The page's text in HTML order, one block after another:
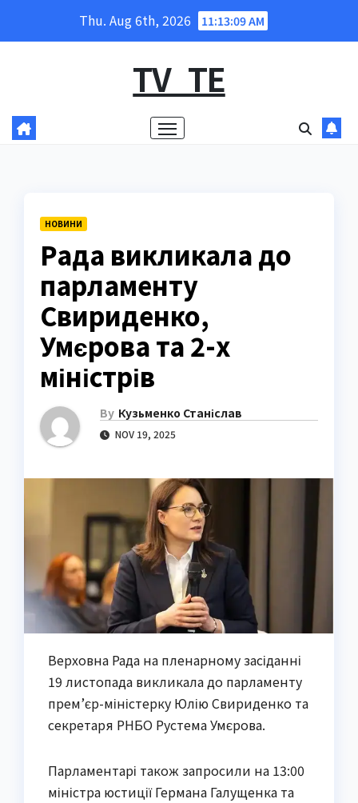
Thu. Aug 6th, 2026 11:13:10 AM
TV_TE
НОВИНИ
Рада викликала до
парламенту
Свириденко,
Умєрова та 2-х
міністрів
By Кузьменко Станіслав
NOV 19, 2025
Верховна Рада на пленарному засіданні
19 листопада викликала до парламенту
прем’єр-міністерку Юлію Свириденко та
секретаря РНБО Рустема Умєрова.
Парламентарі також запросили на 13:00
міністра юстиції Германа Галущенка та